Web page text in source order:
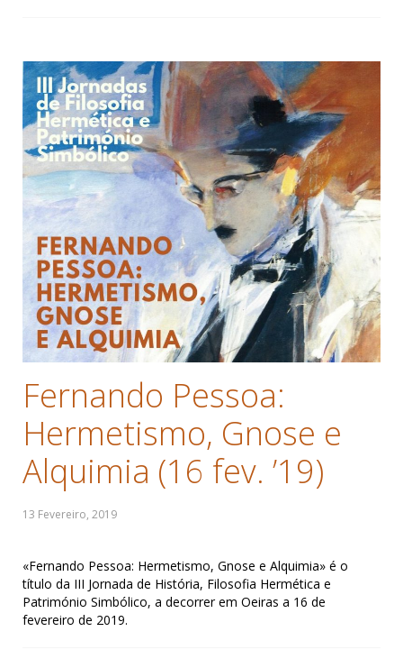
Fernando Pessoa:
Hermetismo, Gnose e
Alquimia (16 fev. ’19)
«Fernando Pessoa: Hermetismo, Gnose e Alquimia» é o
título da III Jornada de História, Filosofia Hermética e
Património Simbólico, a decorrer em Oeiras a 16 de
fevereiro de 2019.